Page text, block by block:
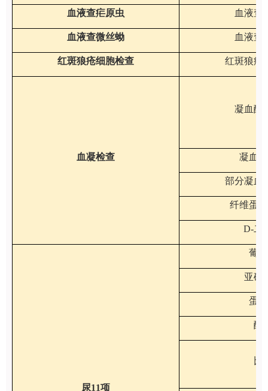
血液查疟原虫 血液查
血液查微丝蚴 血液查
红斑狼疮细胞检查 红斑狼疮
血凝检查
凝血酶
凝血
部分凝血
纤维蛋
D-二
尿11项
葡
亚硝
蛋
酮
比